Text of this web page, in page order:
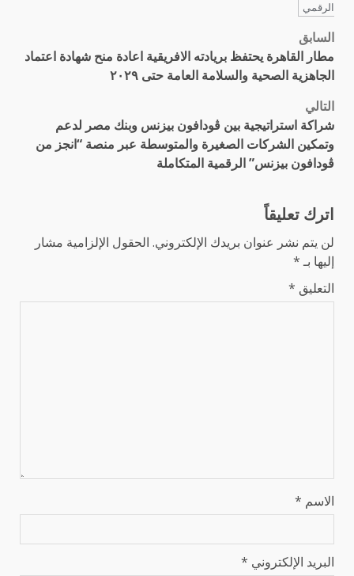
الرقمي
تصفّح
المقالات
السابق
مطار القاهرة يحتفظ بريادته الافريقية اعادة منح شهادة اعتماد
الجاهزية الصحية والسلامة العامة حتى ٢٠٢٩
التالي
شراكة استراتيجية بين ڤودافون بيزنس وبنك مصر لدعم
وتمكين الشركات الصغيرة والمتوسطة عبر منصة “انجز من
ڤودافون بيزنس” الرقمية المتكاملة
اترك تعليقاً
لن يتم نشر عنوان بريدك الإلكتروني. الحقول الإلزامية مشار
إليها بـ*
التعليق *
الاسم *
البريد الإلكتروني *